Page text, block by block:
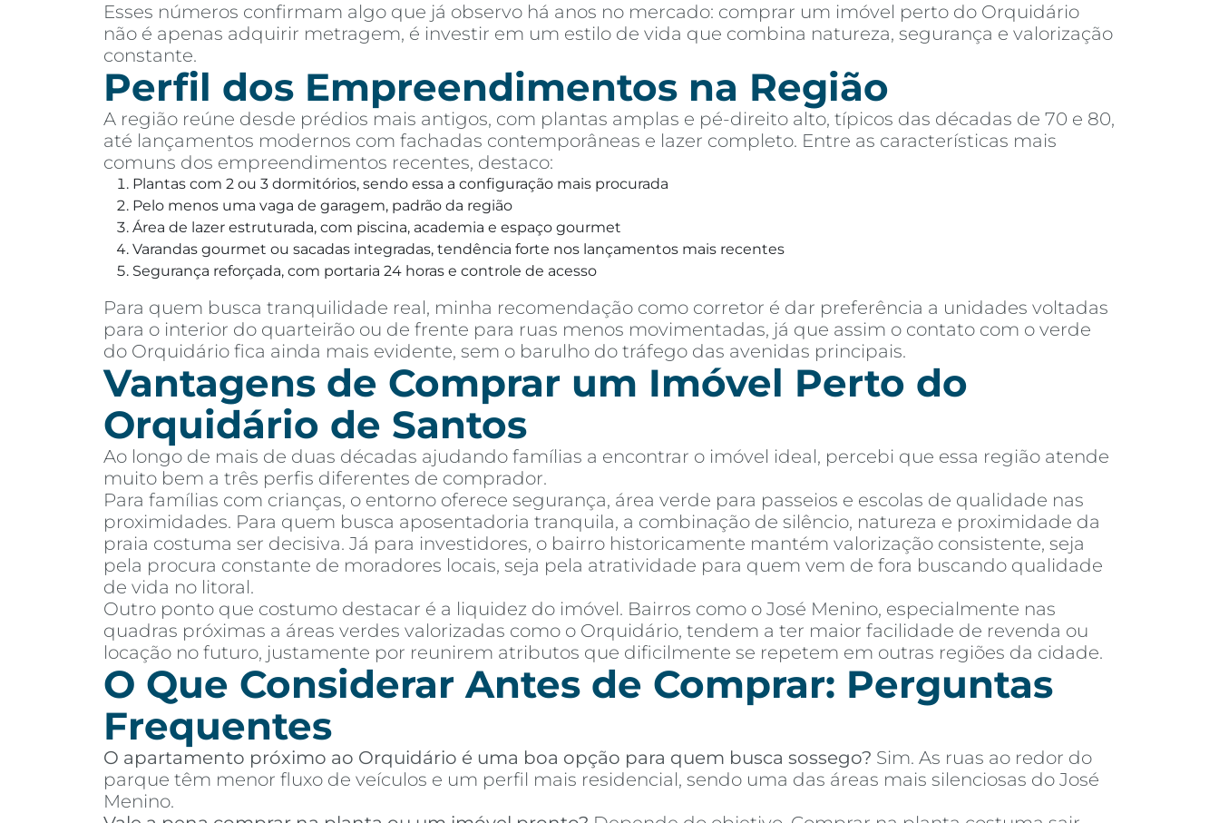
Esses números confirmam algo que já observo há anos no mercado: comprar um imóvel perto do Orquidário
não é apenas adquirir metragem, é investir em um estilo de vida que combina natureza, segurança e valorização
constante.
Perfil dos Empreendimentos na Região
A região reúne desde prédios mais antigos, com plantas amplas e pé-direito alto, típicos das décadas de 70 e 80,
até lançamentos modernos com fachadas contemporâneas e lazer completo. Entre as características mais
comuns dos empreendimentos recentes, destaco:
Plantas com 2 ou 3 dormitórios, sendo essa a configuração mais procurada
Pelo menos uma vaga de garagem, padrão da região
Área de lazer estruturada, com piscina, academia e espaço gourmet
Varandas gourmet ou sacadas integradas, tendência forte nos lançamentos mais recentes
Segurança reforçada, com portaria 24 horas e controle de acesso
Para quem busca tranquilidade real, minha recomendação como corretor é dar preferência a unidades voltadas
para o interior do quarteirão ou de frente para ruas menos movimentadas, já que assim o contato com o verde
do Orquidário fica ainda mais evidente, sem o barulho do tráfego das avenidas principais.
Vantagens de Comprar um Imóvel Perto do
Orquidário de Santos
Ao longo de mais de duas décadas ajudando famílias a encontrar o imóvel ideal, percebi que essa região atende
muito bem a três perfis diferentes de comprador.
Para famílias com crianças, o entorno oferece segurança, área verde para passeios e escolas de qualidade nas
proximidades. Para quem busca aposentadoria tranquila, a combinação de silêncio, natureza e proximidade da
praia costuma ser decisiva. Já para investidores, o bairro historicamente mantém valorização consistente, seja
pela procura constante de moradores locais, seja pela atratividade para quem vem de fora buscando qualidade
de vida no litoral.
Outro ponto que costumo destacar é a liquidez do imóvel. Bairros como o José Menino, especialmente nas
quadras próximas a áreas verdes valorizadas como o Orquidário, tendem a ter maior facilidade de revenda ou
locação no futuro, justamente por reunirem atributos que dificilmente se repetem em outras regiões da cidade.
O Que Considerar Antes de Comprar: Perguntas
Frequentes
O apartamento próximo ao Orquidário é uma boa opção para quem busca sossego? Sim. As ruas ao redor do
parque têm menor fluxo de veículos e um perfil mais residencial, sendo uma das áreas mais silenciosas do José
Menino.